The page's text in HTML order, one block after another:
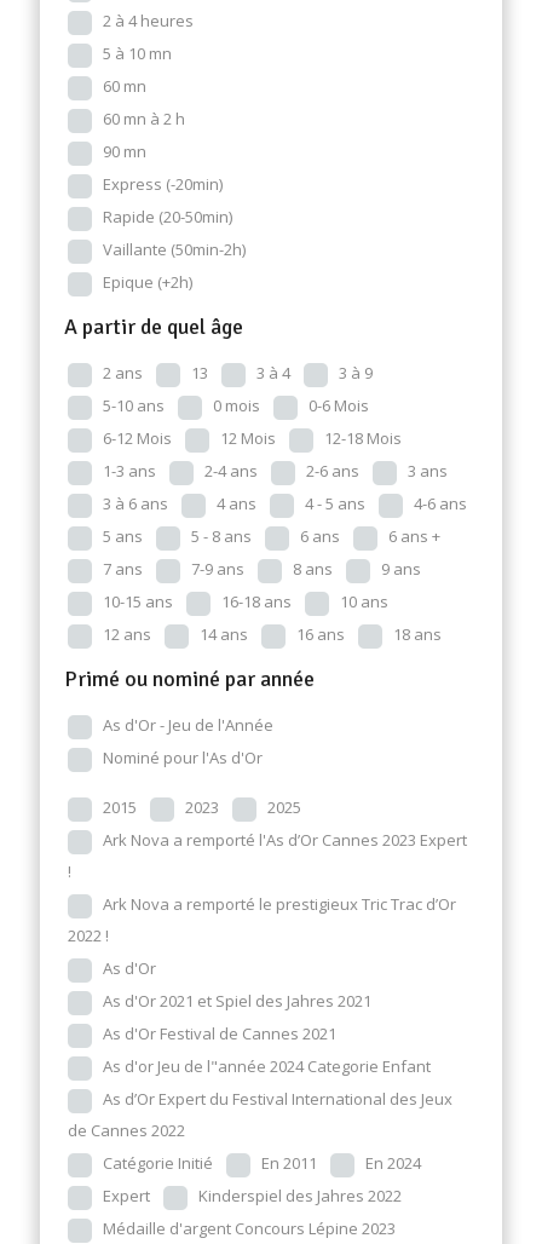
2 à 4 heures
5 à 10 mn
60 mn
60 mn à 2 h
90 mn
Express (-20min)
Rapide (20-50min)
Vaillante (50min-2h)
Epique (+2h)
A partir de quel âge
2 ans 13 3 à 4
3 à 9
5-10 ans
0 mois
0-6 Mois
6-12 Mois
12 Mois
12-18 Mois
1-3 ans
2-4 ans 2-6 ans
3 ans
3 à 6 ans
4 ans 4 - 5 ans
4-6 ans
5 ans
5 - 8 ans 6 ans
6 ans +
7 ans
7-9 ans 8 ans
9 ans
10-15 ans
16-18 ans
10 ans
12 ans
14 ans 16 ans 18 ans
Primé ou nominé par année
As d'Or - Jeu de l'Année
Nominé pour l'As d'Or
2015 2023
2025
Ark Nova a remporté l'As d’Or Cannes 2023 Expert
!
Ark Nova a remporté le prestigieux Tric Trac d’Or
2022 !
As d'Or
As d'Or 2021 et Spiel des Jahres 2021
As d'Or Festival de Cannes 2021
As d'or Jeu de l"année 2024 Categorie Enfant
As d’Or Expert du Festival International des Jeux
de Cannes 2022
Catégorie Initié
En 2011
En 2024
Expert
Kinderspiel des Jahres 2022
Médaille d'argent Concours Lépine 2023